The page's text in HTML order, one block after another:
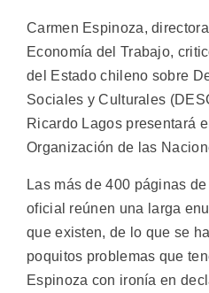
Carmen Espinoza,
Economía del Trabajo,
del Estado chileno sobre
Sociales y Culturales
Ricardo Lagos presentará
Organización de las
Las más de 400 páginas
oficial reúnen una larga
que existen, de lo que se
poquitos problemas que
Espinoza con ironía en